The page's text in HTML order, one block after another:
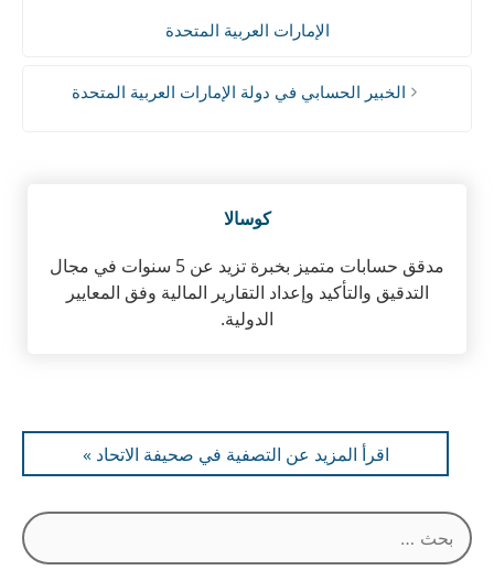
الإمارات العربية المتحدة
الخبير الحسابي في دولة الإمارات العربية المتحدة
كوسالا
مدقق حسابات متميز بخبرة تزيد عن 5 سنوات في مجال
التدقيق والتأكيد وإعداد التقارير المالية وفق المعايير
الدولية.
اقرأ المزيد عن التصفية في صحيفة الاتحاد »
البحث
عن: